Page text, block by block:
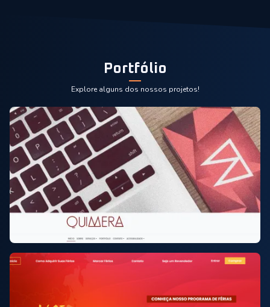
Portfólio
Explore alguns dos nossos projetos!